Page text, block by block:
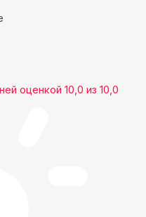
оценкой 10,0 из 10,0